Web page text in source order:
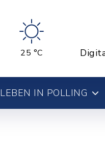
25 °C
LEBEN IN POLLING